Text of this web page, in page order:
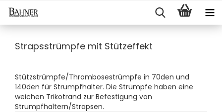
Strapsstrümpfe mit Stützeffekt
Stützstrümpfe/Thrombosestrümpfe in 70den und
140den für Strumpfhalter. Die Strümpfe haben eine
weichen Trikotrand zur Befestigung von
Strumpfhaltern/Strapsen.